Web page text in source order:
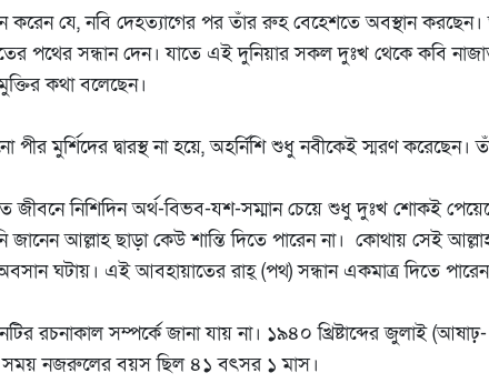
করেন যে, নবি দেহত্যাগের পর তাঁর রুহ বেহেশতে অবস্থান
পথের সন্ধান দেন। যাতে এই দুনিয়ার সকল দুঃখ থেকে কবি
কথা বলেছেন।
মুর্শিদের দ্বারস্থ না হয়ে, অহর্নিশি শুধু নবীকেই স্মরণ
জীবনে নিশিদিন অর্থ-বিভব-যশ-সম্মান চেয়ে শুধু দুঃখ শোকই
জানেন আল্লাহ ছাড়া কেউ শান্তি দিতে পারেন না। কোথায় সেই
ঘটায়। এই আবহায়াতের রাহ্ (পথ) সন্ধান একমাত্র দিতে
রচনাকাল সম্পর্কে জানা যায় না। ১৯৪০ খ্রিষ্টাব্দের জুলাই
নজরুলের বয়স ছিল ৪১ বৎসর ১ মাস।